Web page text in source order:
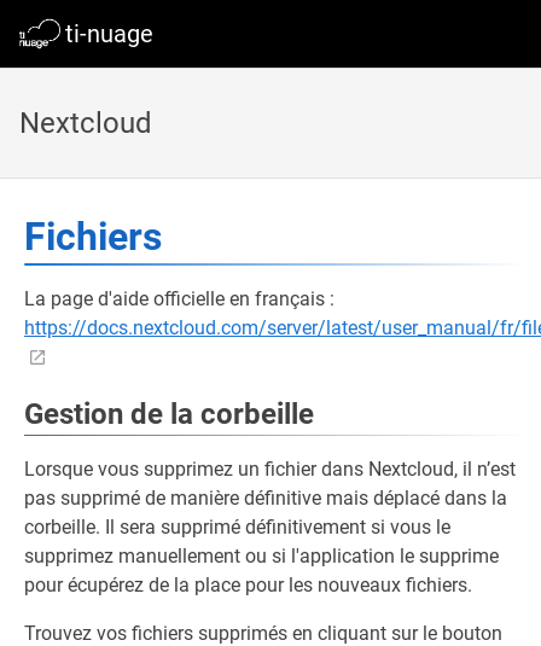
ti-nuage
Nextcloud
Fichiers
La page d'aide officielle en français :
https://docs.nextcloud.com/server/latest/user_manual/fr/
Gestion de la corbeille
Lorsque vous supprimez un fichier dans Nextcloud, il n’est
pas supprimé de manière définitive mais déplacé dans la
corbeille. Il sera supprimé définitivement si vous le
supprimez manuellement ou si l'application le supprime
pour écupérez de la place pour les nouveaux fichiers.
Trouvez vos fichiers supprimés en cliquant sur le bouton